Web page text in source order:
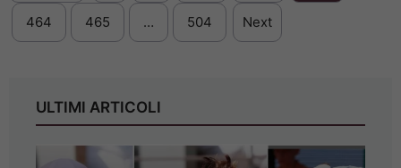
464 465 … 504 Next
ULTIMI ARTICOLI